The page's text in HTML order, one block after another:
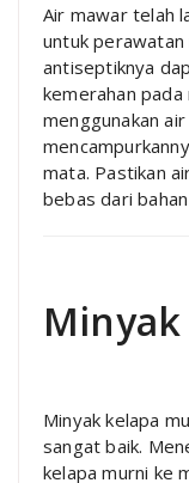
Air mawar telah
untuk perawatan
antiseptiknya
kemerahan
menggunakan
mata. Pastikan
bebas dari
Minyak
Minyak kelapa
sangat baik.
kelapa murni ke